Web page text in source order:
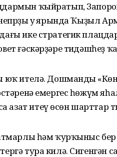
ҡыйратып,
уң ярында Ҡыҙыл
ике стратегик
ғәскәрҙәре тиңдәшһеҙ
юҡ ителә. Дошмандың
емергес һөжүм
итеү өсөн шарттар
һәм ҡурҡыныс бер
тура килә. Сигенгән